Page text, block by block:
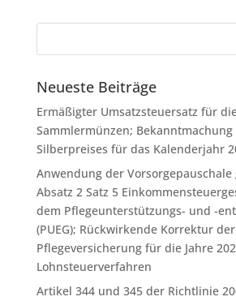
Neueste Beiträge
Ermäßigter Umsatzsteuersatz für
Sammlermünzen; Bekanntmachung
Silberpreises für das Kalenderjahr
Anwendung der Vorsorgepauschale
Absatz 2 Satz 5
dem Pflegeunterstützungs- und -
(PUEG); Rückwirkende Korrektur
Pflegeversicherung für die Jahre
Lohnsteuerverfahren
Artikel 344 und 345 der Richtlinie